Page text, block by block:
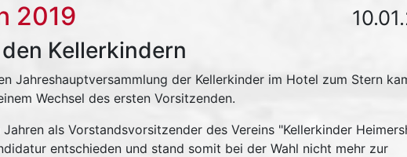
2019
Kellerkindern
Jahreshauptversammlung der Kellerkinder im Hotel zum Stern
Wechsel des ersten Vorsitzenden.
als Vorstandsvorsitzender des Vereins "Kellerkinder
entschieden und stand somit bei der Wahl nicht mehr zur